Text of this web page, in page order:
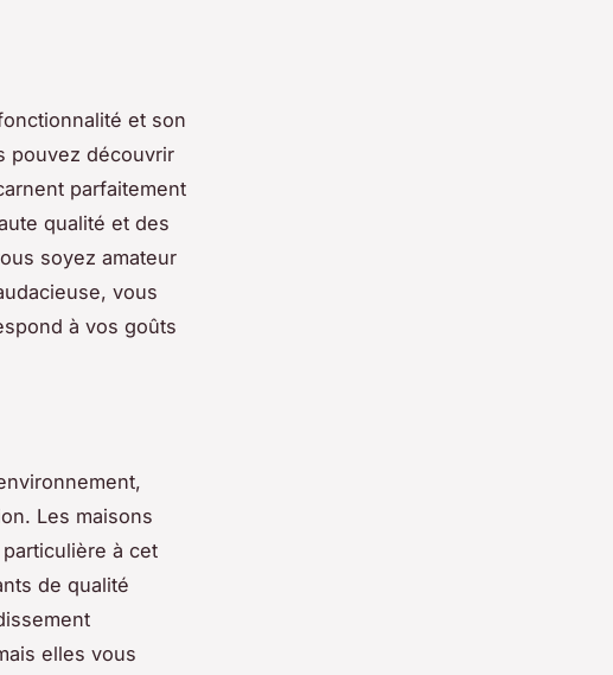
et son
pouvez découvrir
parfaitement
qualité et des
soyez amateur
vous
à vos goûts
Les maisons
à cet
de qualité
elles vous